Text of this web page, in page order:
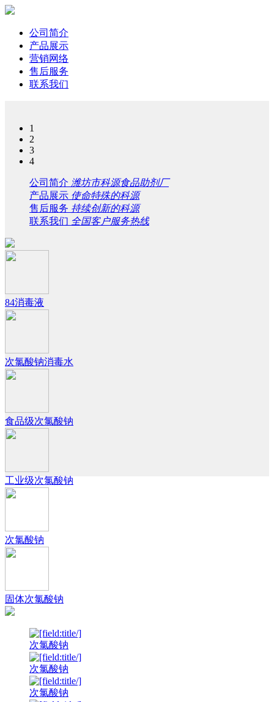
公司简介
产品展示
营销网络
售后服务
联系我们
1
2
3
4
公司简介 潍坊市科源食品助剂厂
产品展示 使命特殊的科源
售后服务 持续创新的科源
联系我们 全国客户服务热线
84消毒液
次氯酸钠消毒水
食品级次氯酸钠
工业级次氯酸钠
次氯酸钠
固体次氯酸钠
次氯酸钠
次氯酸钠
次氯酸钠